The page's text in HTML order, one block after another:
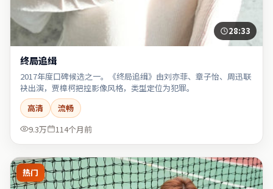
28:33
终局追缉
2017年度口碑候选之一。《终局追缉》由刘亦菲、章子怡、周迅联
袂出演，贾樟柯把控影像风格，类型定位为犯罪。
高清
流畅
9.3万
114个月前
热门